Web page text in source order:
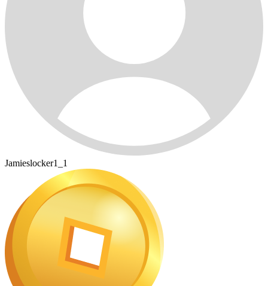
Jamieslocker1_1